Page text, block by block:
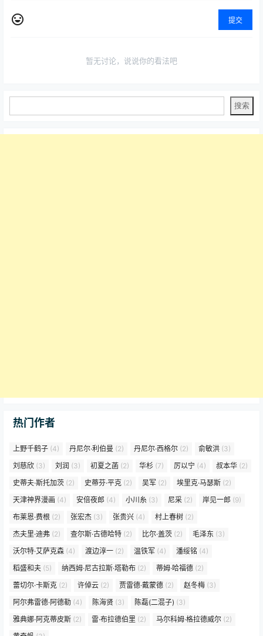
提交
暂无讨论，说说你的看法吧
热门作者
上野千鹤子 (4) 丹尼尔·利伯曼 (2) 丹尼尔·西格尔 (2) 俞敏洪 (3)
刘慈欣 (3) 刘润 (3) 初夏之菡 (2) 华杉 (7) 厉以宁 (4) 叔本华 (2)
史蒂夫·斯托加茨 (2) 史蒂芬·平克 (2) 吴军 (2) 埃里克·马瑟斯 (2)
天津神界漫画 (4) 安倍夜郎 (4) 小川糸 (3) 尼采 (2) 岸见一郎 (9)
布莱恩·费根 (2) 张宏杰 (3) 张贵兴 (4) 村上春树 (2)
杰夫里·迪弗 (2) 查尔斯·古德哈特 (2) 比尔·盖茨 (2) 毛泽东 (3)
沃尔特·艾萨克森 (4) 渡边淳一 (2) 温铁军 (4) 潘绥铭 (4)
稻盛和夫 (5) 纳西姆·尼古拉斯·塔勒布 (2) 蒂姆·哈福德 (2)
蕾切尔·卡斯克 (2) 许倬云 (2) 贾雷德·戴蒙德 (2) 赵冬梅 (3)
阿尔弗雷德·阿德勒 (4) 陈海贤 (3) 陈磊(二混子) (3)
雅典娜·阿克蒂皮斯 (2) 雷·布拉德伯里 (2) 马尔科姆·格拉德威尔 (2)